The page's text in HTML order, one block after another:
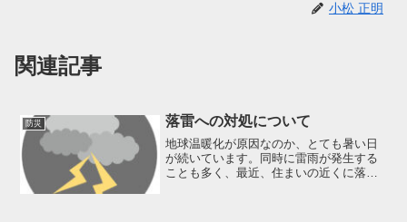
小松 正明
関連記事
防災 落雷への対処について
地球温暖化が原因なのか、とても暑い日
が続いています。同時に雷雨が発生する
ことも多く、最近、住まいの近くに落雷